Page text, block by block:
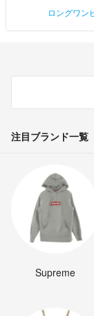
ロングワン
注目ブランド一覧
Supreme